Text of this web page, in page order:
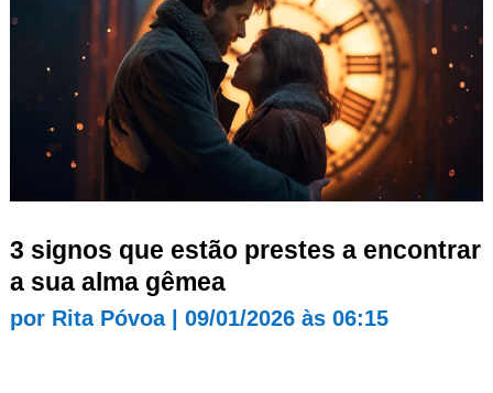
3 signos que estão prestes a encontrar
a sua alma gêmea
por Rita Póvoa| 09/01/2026 às 06:15